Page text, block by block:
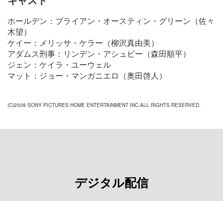
ホールデン：ブライアン・オースティン・グリーン（佐々
木望）
ケイー：メリッサ・ケラー（柳沢真由美）
アダムス刑事：リンデン・アシュビー（森田順平）
ジェン：ケイラ・ユーウェル
マット：ジョー・マンガニエロ（奥田啓人）
(C)2008 SONY PICTURES HOME ENTERTAINMENT INC.ALL RIGHTS RESERVED.
デジタル配信